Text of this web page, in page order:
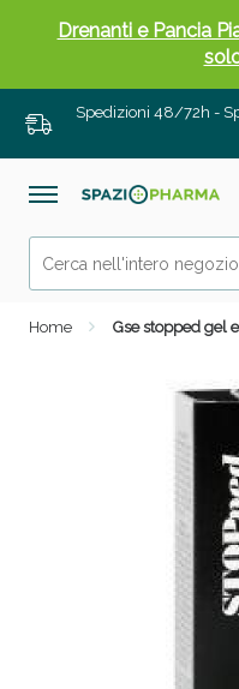
Spedizioni 48/72h -
Home Gse stopped gel
Drenanti e Pancia
Salini e